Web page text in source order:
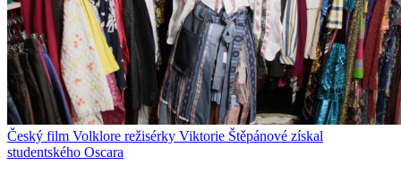
Český film Volklore režisérky Viktorie Štěpánové získal
studentského Oscara